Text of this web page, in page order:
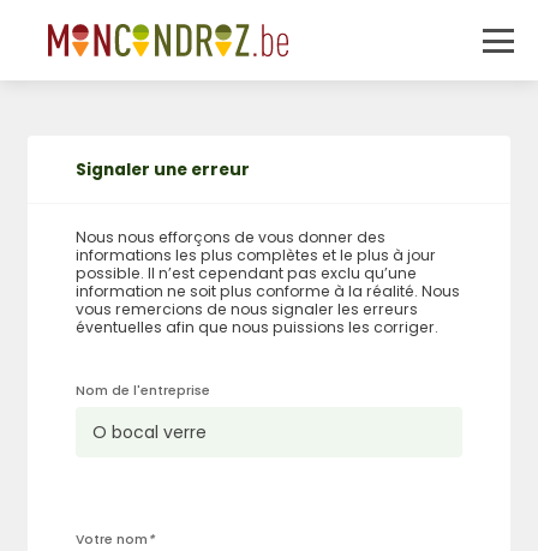
Signaler une erreur
Nous nous efforçons de vous donner des
informations les plus complètes et le plus à jour
possible. Il n’est cependant pas exclu qu’une
information ne soit plus conforme à la réalité. Nous
vous remercions de nous signaler les erreurs
éventuelles afin que nous puissions les corriger.
Nom de l'entreprise
Votre nom *